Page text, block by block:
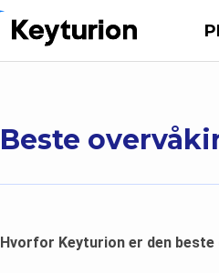
Beste
Hvorfor Keyturion er den